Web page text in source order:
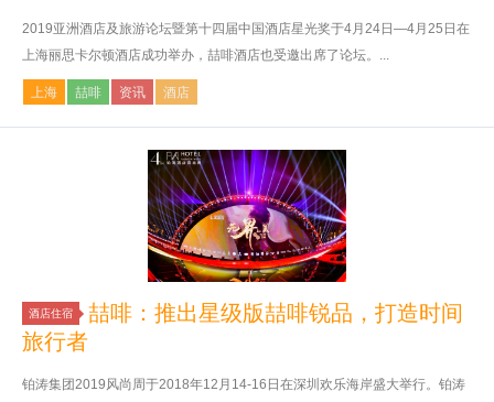
2019亚洲酒店及旅游论坛暨第十四届中国酒店星光奖于4月24日—4月25日在
上海丽思卡尔顿酒店成功举办，喆啡酒店也受邀出席了论坛。...
上海 喆啡 资讯 酒店
酒店住宿
喆啡：推出星级版喆啡锐品，打造时间
旅行者
铂涛集团2019风尚周于2018年12月14-16日在深圳欢乐海岸盛大举行。铂涛